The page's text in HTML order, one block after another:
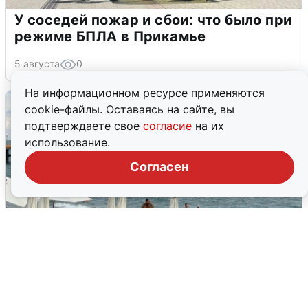
На информационном ресурсе применяются
cookie-файлы. Оставаясь на сайте, вы
подтверждаете свое согласие на их
использование.
Согласен
У соседей пожар и сбои: что было при
режиме БПЛА в Прикамье
5 августа 0